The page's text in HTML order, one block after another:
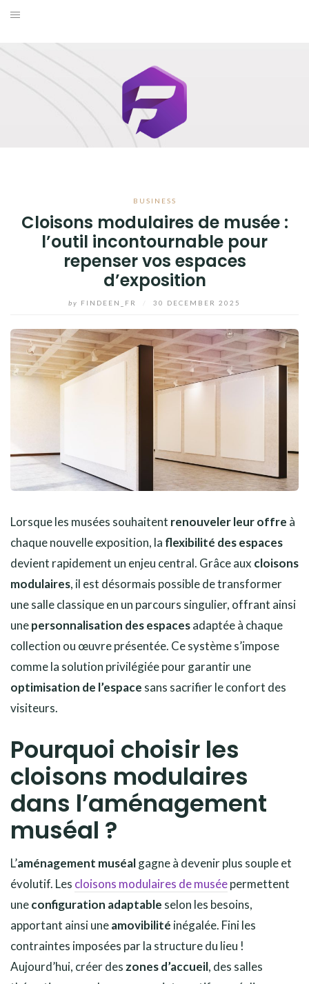
Skip
content
BUSINESS
Cloisons modulaires de musée :
l’outil incontournable pour
repenser vos espaces
d’exposition
by FINDEEN_FR 30 DECEMBER 2025
Lorsque les musées souhaitent renouveler leur offre à
chaque nouvelle exposition, la flexibilité des espaces
devient rapidement un enjeu central. Grâce aux cloisons
modulaires, il est désormais possible de transformer
une salle classique en un parcours singulier, offrant ainsi
unepersonnalisation des espacesadaptée à chaque
collection ou œuvre présentée. Ce système s’impose
comme la solution privilégiée pour garantir une
optimisation de l’espace sans sacrifier le confort des
visiteurs.
Pourquoi choisir les
cloisons modulaires
dans l’aménagement
muséal ?
L’aménagement muséalgagne à devenir plus souple et
évolutif. Les cloisons modulaires de muséepermettent
uneconfiguration adaptable selon les besoins,
apportant ainsi uneamovibilité inégalée. Fini les
contraintes imposées par la structure du lieu !
Aujourd’hui, créer des zones d’accueil, des salles